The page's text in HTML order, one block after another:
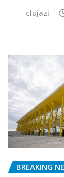
clujazi
BREAKING